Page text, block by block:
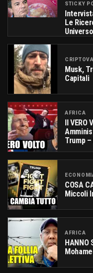
STICKY
Le
Musk,
Capitali
AFRICA
Il
Trump
COSA
Miccoli
AFRICA
HANNO